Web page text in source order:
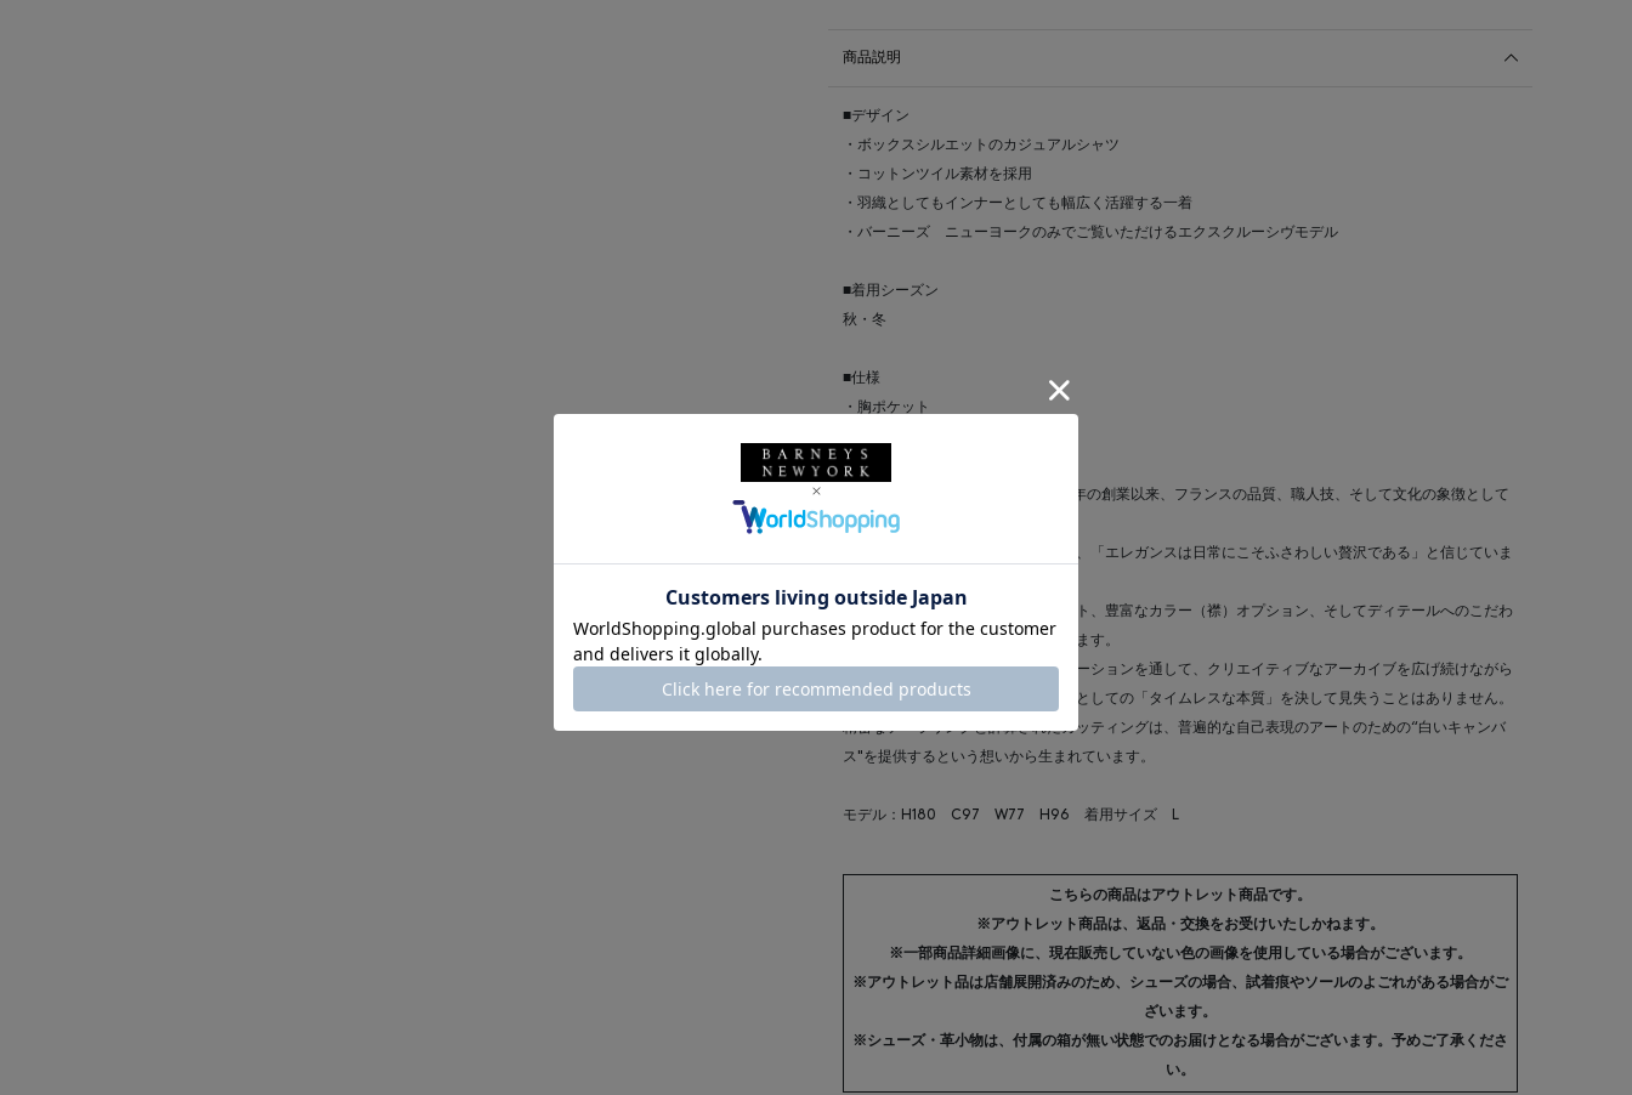
商品説明
■デザイン
・ボックスシルエットのカジュアルシャツ
・コットンツイル素材を採用
・羽織としてもインナーとしても幅広く活躍する一着
・バーニーズ ニューヨークのみでご覧いただけるエクスクルーシヴモデル
■着用シーズン
秋・冬
■仕様
・胸ポケット
■ブランド
＜FIGARET（フィガレ)＞は、1968年の創業以来、フランスの品質、職人技、そして文化の象徴として
歩み続けてきました。
卓越性への揺るぎないこだわりから、「エレガンスは日常にこそふさわしい贅沢である」と信じていま
伝統と現代性を融合させたシルエット、豊富なカラー（襟）オプション、そしてディテールへのこだわ
りは幅広いコレクションに表れています。
選び抜かれた高品質な素材のバリエーションを通して、クリエイティブなアーカイブを広げ続けながら
も、フレンチ・ワードローブの定番としての「タイムレスな本質」を決して見失うことはありません。
精密なテーラリングと計算されたカッティングは、普遍的な自己表現のアートのための“白いキャンバ
ス"を提供するという想いから生まれています。
モデル：H180 C97 W77 H96 着用サイズ L
こちらの商品はアウトレット商品です。
※アウトレット商品は、返品・交換をお受けいたしかねます。
※一部商品詳細画像に、現在販売していない色の画像を使用している場合がございます。
※アウトレット品は店舗展開済みのため、シューズの場合、試着痕やソールのよごれがある場合がご
ざいます。
※シューズ・革小物は、付属の箱が無い状態でのお届けとなる場合がございます。予めご了承くださ
い。